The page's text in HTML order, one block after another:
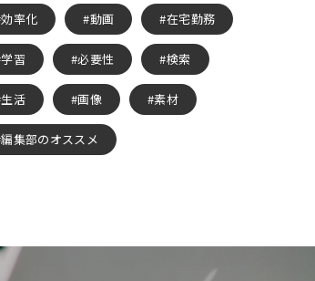
効率化 動画 在宅勤務
学習 必要性 検索
生活 画像 素材
編集部のオススメ